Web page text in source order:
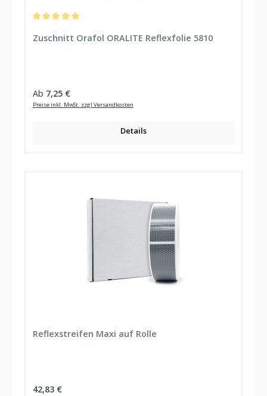
Zuschnitt Orafol ORALITE Reflexfolie 5810
Regulärer Preis:
Ab 7,25 €
Preise inkl. MwSt. zzgl Versandkosten
Details
Reflexstreifen Maxi auf Rolle
Regulärer Preis:
42,83 €